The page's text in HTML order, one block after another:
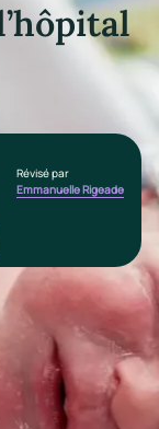
Révisé par
Emmanuelle Rigeade